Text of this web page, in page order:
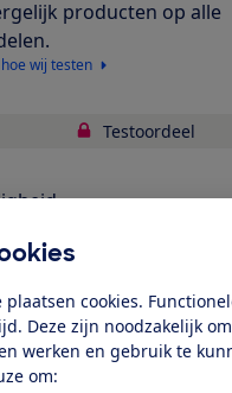
plaatsen cookies.
Deze zijn noodzakelijk
werken en gebruik te
om:
producten op alle
wij testen
Testoordeel
toegang tot